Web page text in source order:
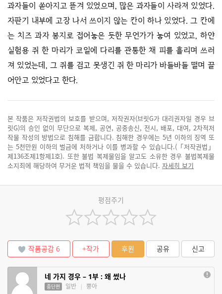
과자들이 쏟아지고 뜯겨 있었으며, 많은 과자들이 사라져 있었다.
자판기 내부에 고장 나서 쓰이지 않는 칸이 하나 있었다. 그 칸에
는 치즈 과자 봉지로 접어놓은 듯한 무언가가 놓여 있었고, 하얀
실험용 쥐 한 마리가 코일에 다리를 관통한 채 피를 흘리며 쓰러
져 있었는데, 그 쥐를 검고 못생긴 쥐 한 마리가 바들바들 떨며 끌
어안고 있었다고 한다.
본 작품은 저작권법의 보호를 받으며, 저작권자(브릿G가 대리권자일 경우 브
릿G)의 승인 없이 무단으로 복제, 공연, 공중송신, 전시, 배포, 대여, 2차적저
작물 작성의 방법으로 침해를 금합니다. 침해한 경우에는 5년 이하의 징역 또
는 5천만원 이하의 벌금에 처하거나 이를 병과할 수 있습니다.(「저작권법」
제136조제1항제1호). 또한 불법 복제물임을 알고도 소유한 경우 불법복제물
소지죄에 해당하여 무거운 법적 책임을 물을 수 있습니다. 자세히 보기
평점주기
작품공감 6 +작가 후원 공유 신고
네 가지 경우 – 1부 : 왜 썼나
중단편 일반 | 뿡아